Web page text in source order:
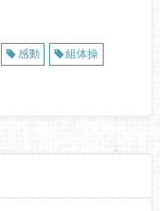
感動 組体操